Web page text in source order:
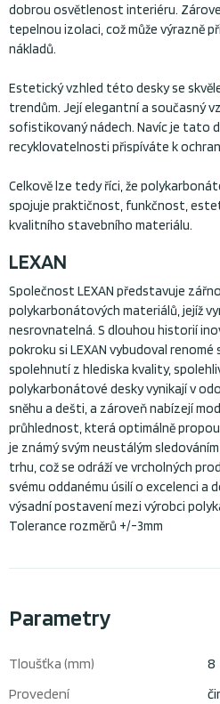
dobrou osvětlenost interiéru.
tepelnou izolaci, což může výrazně
nákladů.
Estetický vzhled této desky se
trendům. Její elegantní a současný
sofistikovaný nádech. Navíc je tato
recyklovatelnosti přispíváte k
Celkově lze tedy říci, že
spojuje praktičnost, funkčnost,
kvalitního stavebního materiálu.
LEXAN
Společnost LEXAN představuje
polykarbonátových materiálů, jejíž
nesrovnatelná. S dlouhou historií
pokroku si LEXAN vybudoval
spolehnutí z hlediska kvality,
polykarbonátové desky vynikají v
sněhu a dešti, a zároveň nabízejí
průhlednost, která optimálně
je známý svým neustálým
trhu, což se odráží ve vrcholných
svému oddanému úsilí o excelenci a
výsadní postavení mezi výrobci
Tolerance rozměrů +/-3mm
Parametry
Tloušťka (mm)
8
Provedení